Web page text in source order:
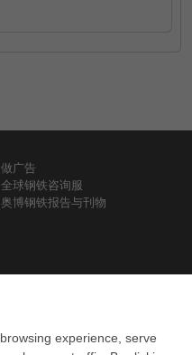
做广告
全球钢铁咨询服
奥博钢铁报告与刊物